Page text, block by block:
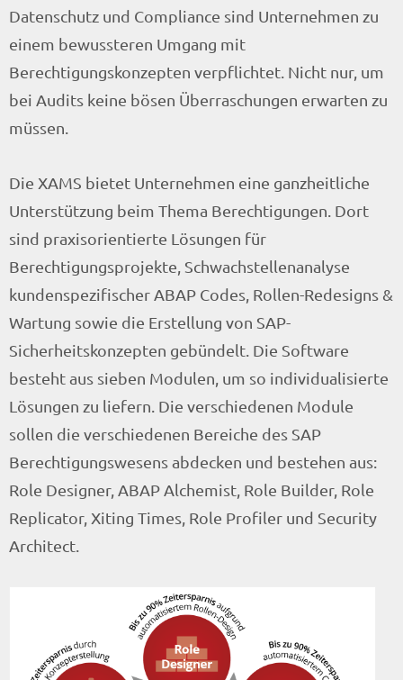
ABAP Alchemist
Role Builder
Role Replicator
Xiting Times
Vorteile der XAMS
XAMS SP14: Neue Funktionen
Weitere Informationen und Testmöglichkeit
Datenschutz und Compliance sind Unternehmen zu
einem bewussteren Umgang mit
Berechtigungskonzepten verpflichtet. Nicht nur, um
bei Audits keine bösen Überraschungen erwarten zu
müssen.
Die XAMS bietet Unternehmen eine ganzheitliche
Unterstützung beim Thema Berechtigungen. Dort
sind praxisorientierte Lösungen für
Berechtigungsprojekte, Schwachstellenanalyse
kundenspezifischer ABAP Codes, Rollen-Redesigns &
Wartung sowie die Erstellung von SAP-
Sicherheitskonzepten gebündelt. Die Software
besteht aus sieben Modulen, um so individualisierte
Lösungen zu liefern. Die verschiedenen Module
sollen die verschiedenen Bereiche des SAP
Berechtigungswesens abdecken und bestehen aus:
Role Designer, ABAP Alchemist, Role Builder, Role
Replicator, Xiting Times, Role Profiler und Security
Architect.